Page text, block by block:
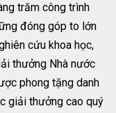
trăm công trình
đóng góp to lớn
cứu khoa học,
thưởng Nhà nước
phong tặng danh
giải thưởng cao quý